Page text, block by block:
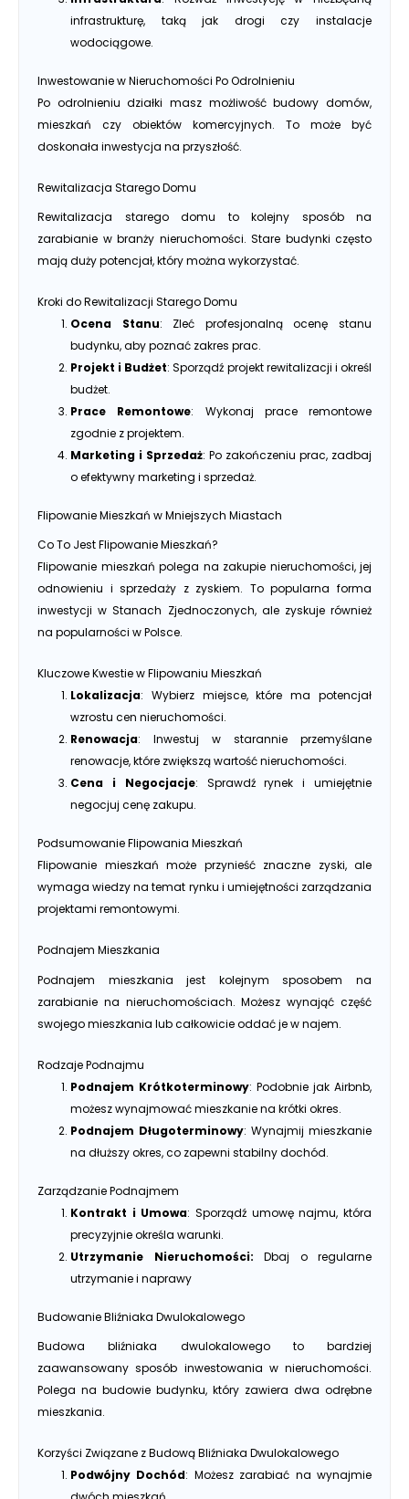
infrastrukturę, taką jak drogi czy instalacje
wodociągowe.
Inwestowanie w Nieruchomości Po Odrolnieniu
Po odrolnieniu działki masz możliwość budowy domów,
mieszkań czy obiektów komercyjnych. To może być
doskonała inwestycja na przyszłość.
Rewitalizacja Starego Domu
Rewitalizacja starego domu to kolejny sposób na
zarabianie w branży nieruchomości. Stare budynki często
mają duży potencjał, który można wykorzystać.
Kroki do Rewitalizacji Starego Domu
Ocena Stanu: Zleć profesjonalną ocenę stanu
budynku, aby poznać zakres prac.
Projekt i Budżet: Sporządź projekt rewitalizacji i określ
budżet.
Prace Remontowe: Wykonaj prace remontowe
zgodnie z projektem.
Marketing i Sprzedaż: Po zakończeniu prac, zadbaj
o efektywny marketing i sprzedaż.
Flipowanie Mieszkań w Mniejszych Miastach
Co To Jest Flipowanie Mieszkań?
Flipowanie mieszkań polega na zakupie nieruchomości, jej
odnowieniu i sprzedaży z zyskiem. To popularna forma
inwestycji w Stanach Zjednoczonych, ale zyskuje również
na popularności w Polsce.
Kluczowe Kwestie w Flipowaniu Mieszkań
Lokalizacja: Wybierz miejsce, które ma potencjał
wzrostu cen nieruchomości.
Renowacja: Inwestuj w starannie przemyślane
renowacje, które zwiększą wartość nieruchomości.
Cena i Negocjacje: Sprawdź rynek i umiejętnie
negocjuj cenę zakupu.
Podsumowanie Flipowania Mieszkań
Flipowanie mieszkań może przynieść znaczne zyski, ale
wymaga wiedzy na temat rynku i umiejętności zarządzania
projektami remontowymi.
Podnajem Mieszkania
Podnajem mieszkania jest kolejnym sposobem na
zarabianie na nieruchomościach. Możesz wynająć część
swojego mieszkania lub całkowicie oddać je w najem.
Rodzaje Podnajmu
Podnajem Krótkoterminowy: Podobnie jak Airbnb,
możesz wynajmować mieszkanie na krótki okres.
Podnajem Długoterminowy: Wynajmij mieszkanie
na dłuższy okres, co zapewni stabilny dochód.
Zarządzanie Podnajmem
Kontrakt i Umowa: Sporządź umowę najmu, która
precyzyjnie określa warunki.
Utrzymanie Nieruchomości: Dbaj o regularne
utrzymanie i naprawy
Budowanie Bliźniaka Dwulokalowego
Budowa bliźniaka dwulokalowego to bardziej
zaawansowany sposób inwestowania w nieruchomości.
Polega na budowie budynku, który zawiera dwa odrębne
mieszkania.
Korzyści Związane z Budową Bliźniaka Dwulokalowego
Podwójny Dochód: Możesz zarabiać na wynajmie